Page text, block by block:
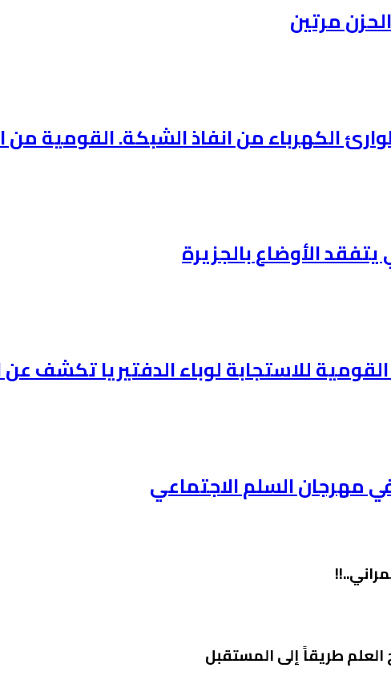
مرتين
الكهرباء من انفاذ الشبكة. القومية من
الأوضاع بالجزيرة
للاستجابة لوباء الدفتيريا تكشف عن
مهرجان السلم الاجتماعي
طريقاً إلى المستقبل